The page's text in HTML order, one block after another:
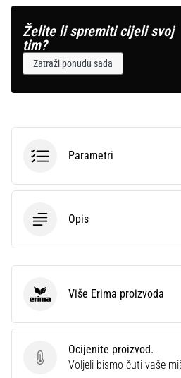
Želite li spremiti cijeli svoj
tim?
Zatraži ponudu sada
Parametri
Opis
Ocijenite proizvod.
Ocijenite proizvod.
Voljeli bismo čuti vaše
Erima Više Erima proizvoda